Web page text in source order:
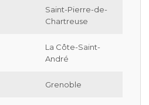
Saint-Pierre-de-
Chartreuse
La Côte-Saint-
André
Grenoble